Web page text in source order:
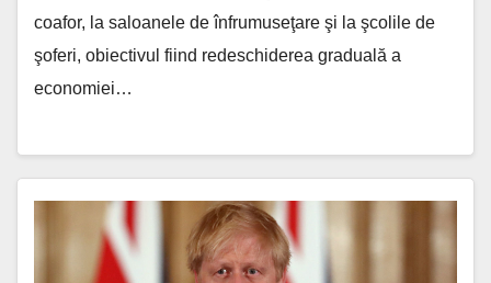
coafor, la saloanele de înfrumuseţare şi la şcolile de
şoferi, obiectivul fiind redeschiderea graduală a
economiei…